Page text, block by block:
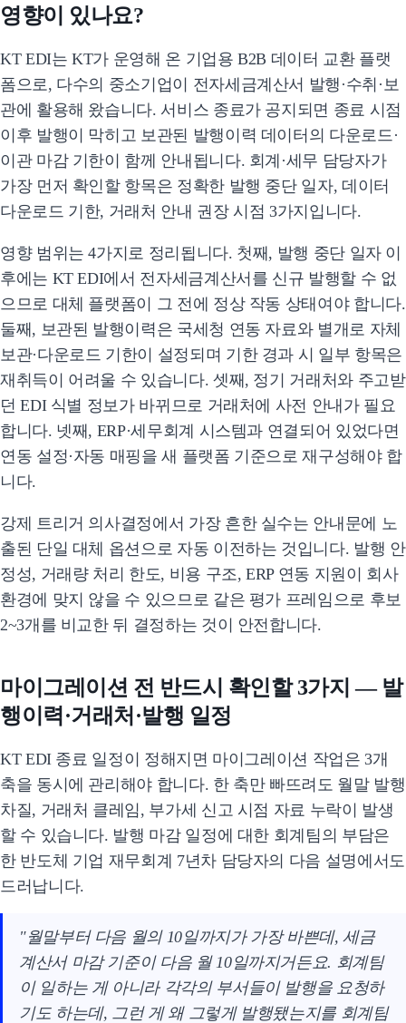
영향이 있나요?
KT EDI는 KT가 운영해 온 기업용 B2B 데이터 교환 플랫
폼으로, 다수의 중소기업이 전자세금계산서 발행·수취·보
관에 활용해 왔습니다. 서비스 종료가 공지되면 종료 시점
이후 발행이 막히고 보관된 발행이력 데이터의 다운로드·
이관 마감 기한이 함께 안내됩니다. 회계·세무 담당자가
가장 먼저 확인할 항목은 정확한 발행 중단 일자, 데이터
다운로드 기한, 거래처 안내 권장 시점 3가지입니다.
영향 범위는 4가지로 정리됩니다. 첫째, 발행 중단 일자 이
후에는 KT EDI에서 전자세금계산서를 신규 발행할 수 없
으므로 대체 플랫폼이 그 전에 정상 작동 상태여야 합니다.
둘째, 보관된 발행이력은 국세청 연동 자료와 별개로 자체
보관·다운로드 기한이 설정되며 기한 경과 시 일부 항목은
재취득이 어려울 수 있습니다. 셋째, 정기 거래처와 주고받
던 EDI 식별 정보가 바뀌므로 거래처에 사전 안내가 필요
합니다. 넷째, ERP·세무회계 시스템과 연결되어 있었다면
연동 설정·자동 매핑을 새 플랫폼 기준으로 재구성해야 합
니다.
강제 트리거 의사결정에서 가장 흔한 실수는 안내문에 노
출된 단일 대체 옵션으로 자동 이전하는 것입니다. 발행 안
정성, 거래량 처리 한도, 비용 구조, ERP 연동 지원이 회사
환경에 맞지 않을 수 있으므로 같은 평가 프레임으로 후보
2~3개를 비교한 뒤 결정하는 것이 안전합니다.
마이그레이션 전 반드시 확인할 3가지 — 발
행이력·거래처·발행 일정
KT EDI 종료 일정이 정해지면 마이그레이션 작업은 3개
축을 동시에 관리해야 합니다. 한 축만 빠뜨려도 월말 발행
차질, 거래처 클레임, 부가세 신고 시점 자료 누락이 발생
할 수 있습니다. 발행 마감 일정에 대한 회계팀의 부담은
한 반도체 기업 재무회계 7년차 담당자의 다음 설명에서도
드러납니다.
"월말부터 다음 월의 10일까지가 가장 바쁜데, 세금
계산서 마감 기준이 다음 월 10일까지거든요. 회계팀
이 일하는 게 아니라 각각의 부서들이 발행을 요청하
기도 하는데, 그런 게 왜 그렇게 발행됐는지를 회계팀